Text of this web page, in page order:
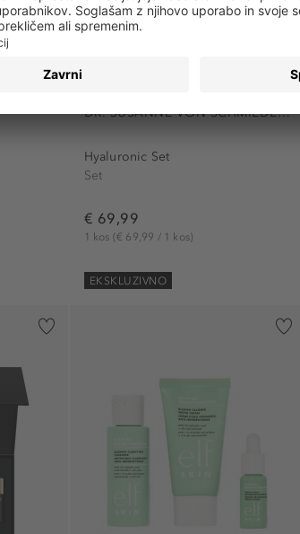
DR. SUSANNE VON SCHMIEDEBERG
Hyaluronic Set
Set
€ 69,99
1 kos (€ 69,99 / 1 kos)
EKSKLUZIVNO